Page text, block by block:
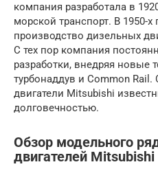
компания разработала в
морской транспорт. В 1950-
производство дизельных
С тех пор компания
разработки, внедряя новые
турбонаддув и Common
двигатели Mitsubishi
долговечностью.
Обзор модельного
двигателей Mitsubishi